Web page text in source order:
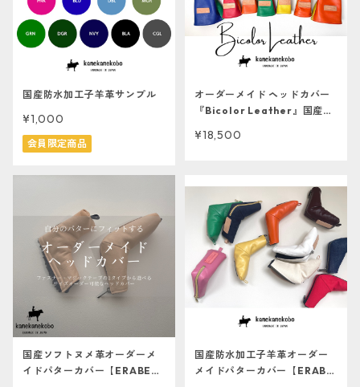
国産防水加工子羊革サンプル
¥1,000
会員限定商品
オーダーメイド ヘッドカバー
『Bicolor Leather』国産防
¥18,500
国産ソフトヌメ革オーダーメ
イドパターカバー【ERABER
国産防水加工子羊革オーダー
メイドパターカバー【ERABE